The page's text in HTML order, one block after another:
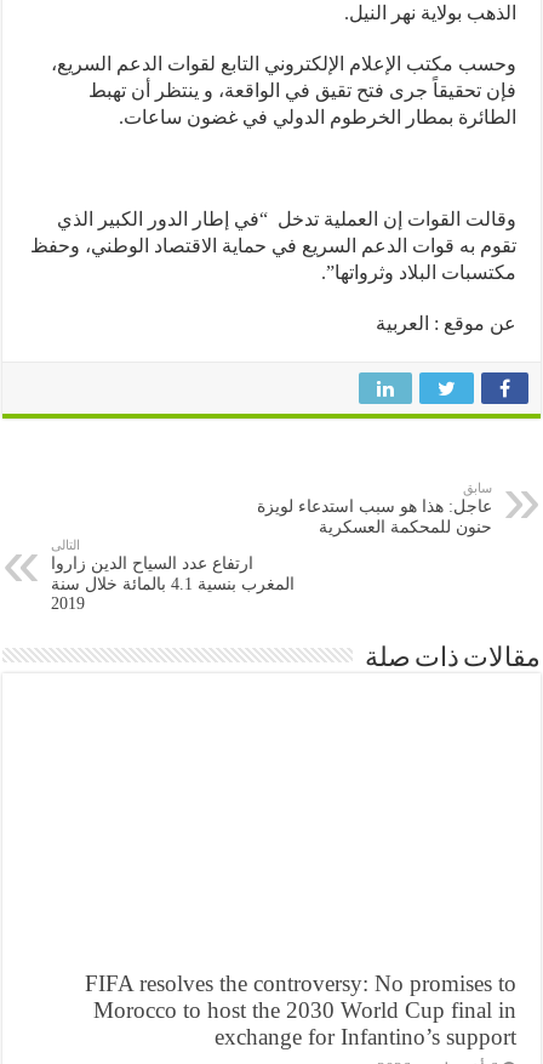
بولاية نهر النيل.
مكتب الإعلام الإلكتروني التابع لقوات الدعم السريع،
تحقيقاً جرى فتح تقيق في الواقعة، و ينتظر أن تهبط
بمطار الخرطوم الدولي في غضون ساعات.
القوات إن العملية تدخل “في إطار الدور الكبير الذي
به قوات الدعم السريع في حماية الاقتصاد الوطني، وحفظ
البلاد وثرواتها”.
موقع : العربية
عاجل: هذا هو سبب استدعاء لويزة
حنون للمحكمة العسكرية
ارتفاع عدد السياح الدين زاروا
المغرب بنسية 4.1 بالمائة خلال سنة
ذات صلة
FIFA resolves the controversy: No
Morocco to host the 2030 World Cup
exchange for Infantino’s